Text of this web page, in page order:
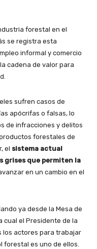
forestal en el
se registra esta
informal y comercio
cadena de valor para
sufren casos de
apócrifas o falsas, lo
de infracciones y delitos
forestales de
el sistema actual
grises que permiten la
en un cambio en el
ya desde la Mesa de
cual el Presidente de la
los actores para trabajar
forestal es uno de ellos.